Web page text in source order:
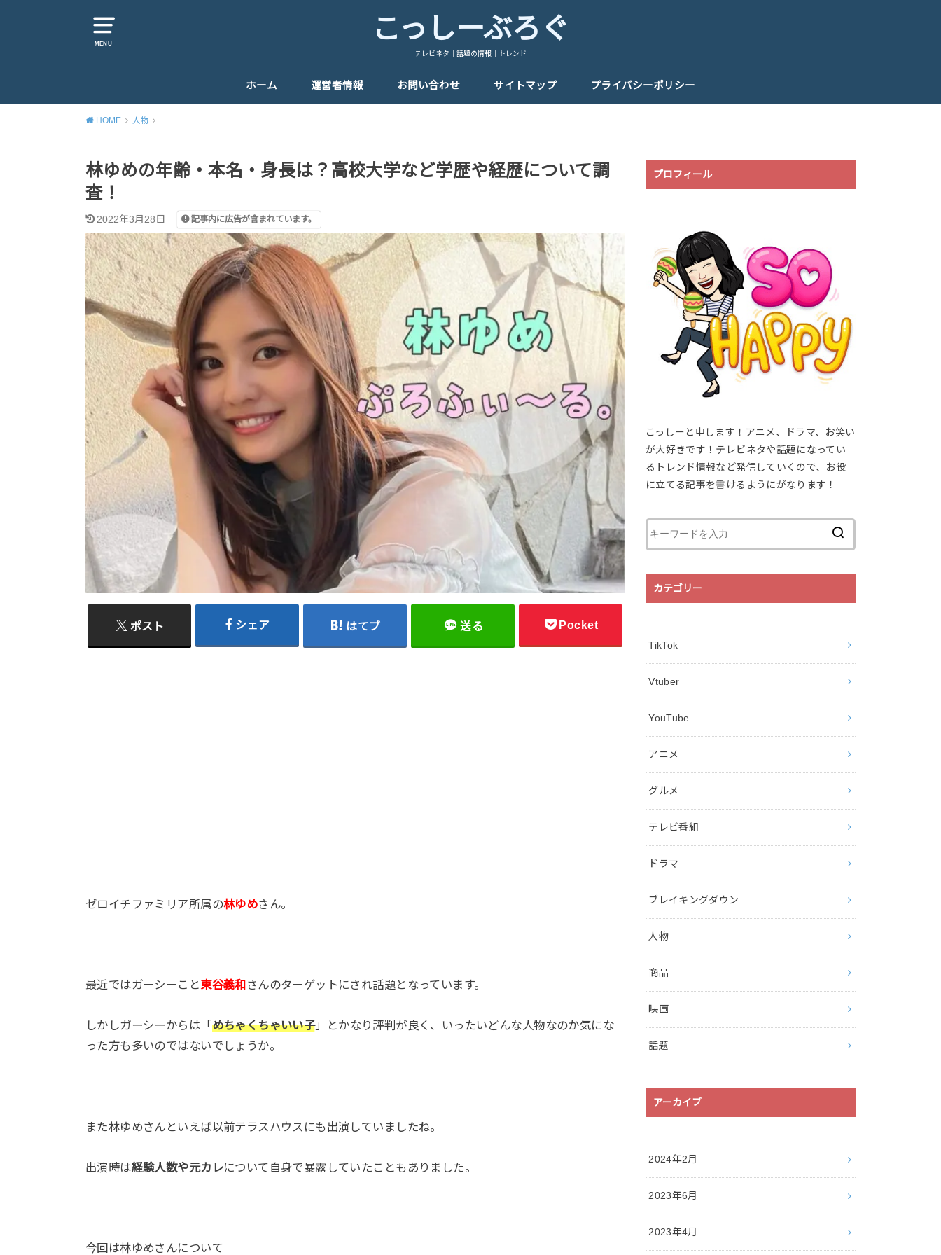
MENU こっしーぶろぐ
テレビネタ｜話題の情報｜トレンド
ホーム 運営者情報 お問い合わせ サイトマップ プライバシーポリシー
HOME 人物
林ゆめの年齢・本名・身長は？高校大学など学歴や経歴について調
査！
2022年3月28日 記事内に広告が含まれています。
ポスト シェア はてブ 送る Pocket
ゼロイチファミリア所属の林ゆめさん。
最近ではガーシーこと東谷義和 さんのターゲットにされ話題となっています。
しかしガーシーからは「めちゃくちゃいい子」とかなり評判が良く、いったいどんな人物なのか気にな
った方も多いのではないでしょうか。
また林ゆめさんといえば以前テラスハウスにも出演していましたね。
出演時は経験人数や元カレについて自身で暴露していたこともありました。
今回は林ゆめさんについて
プロフィール
こっしーと申します！アニメ、ドラマ、お笑い
が大好きです！テレビネタや話題になってい
るトレンド情報など発信していくので、お役
に立てる記事を書けるようにがなります！
カテゴリー
TikTok
Vtuber
YouTube
アニメ
グルメ
テレビ番組
ドラマ
ブレイキングダウン
人物
商品
映画
話題
アーカイブ
2024年2月
2023年6月
2023年4月